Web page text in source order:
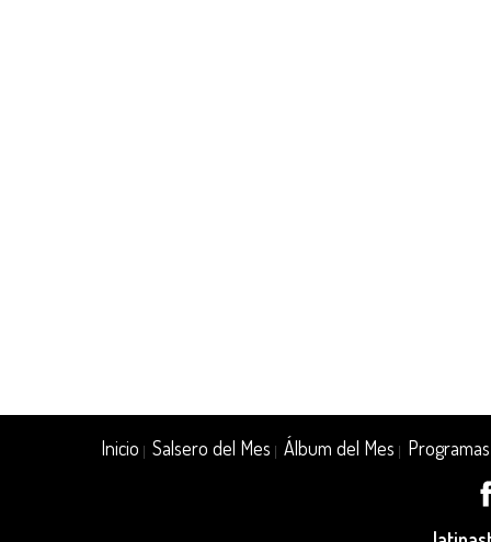
Inicio |Salsero del Mes |Álbum del Mes Programas